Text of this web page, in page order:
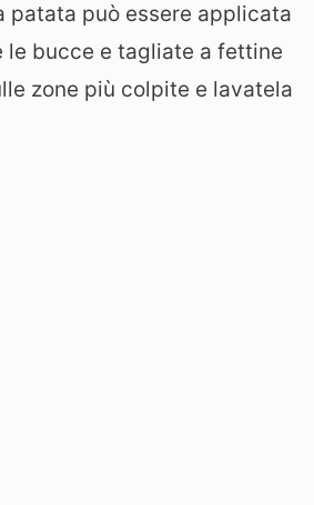
patata può essere applicata
le bucce e tagliate a fettine
zone più colpite e lavatela